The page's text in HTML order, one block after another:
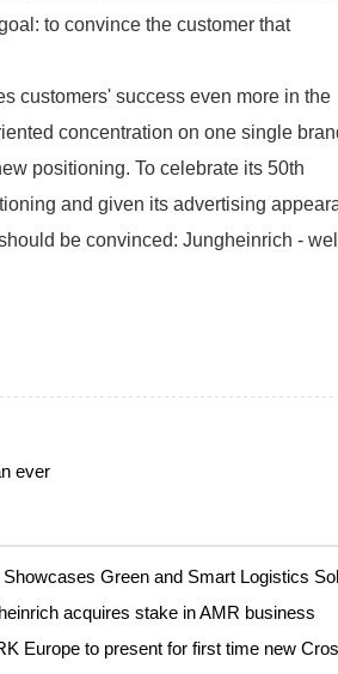
to convince the customer that
customers' success even more in the
concentration on one single
positioning. To celebrate its 50th
and given its advertising
be convinced: Jungheinrich - well
ever
acquires stake in AMR business